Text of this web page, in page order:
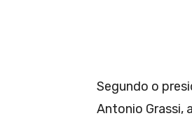
Segundo o
Antonio Grassi,